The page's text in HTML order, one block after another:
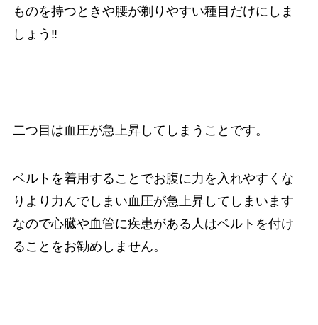
ものを持つときや腰が剃りやすい種目だけにしま
しょう‼️
二つ目は血圧が急上昇してしまうことです。
ベルトを着用することでお腹に力を入れやすくな
りより力んでしまい血圧が急上昇してしまいます
なので心臓や血管に疾患がある人はベルトを付け
ることをお勧めしません。